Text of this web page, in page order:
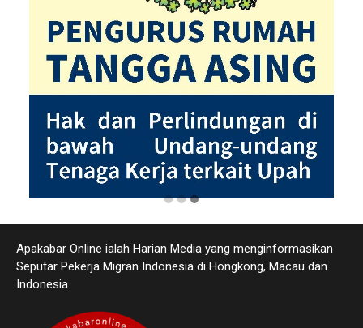
Apakabar Online ialah Harian Media yang menginformasikan
Seputar Pekerja Migran Indonesia di Hongkong, Macau dan
Indonesia